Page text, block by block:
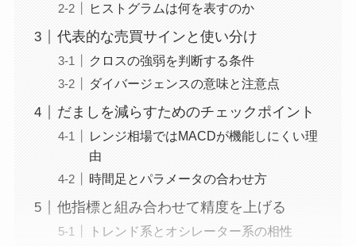
ヒストグラムは何を表すのか
代表的な売買サインと使い分け
クロスの強弱を判断する条件
ダイバージェンスの意味と注意点
だましを減らすためのチェックポイント
レンジ相場ではMACDが機能しにくい理
由
時間足とパラメータの合わせ方
他指標と組み合わせて精度を上げる
トレンド系とオシレーター系の相性